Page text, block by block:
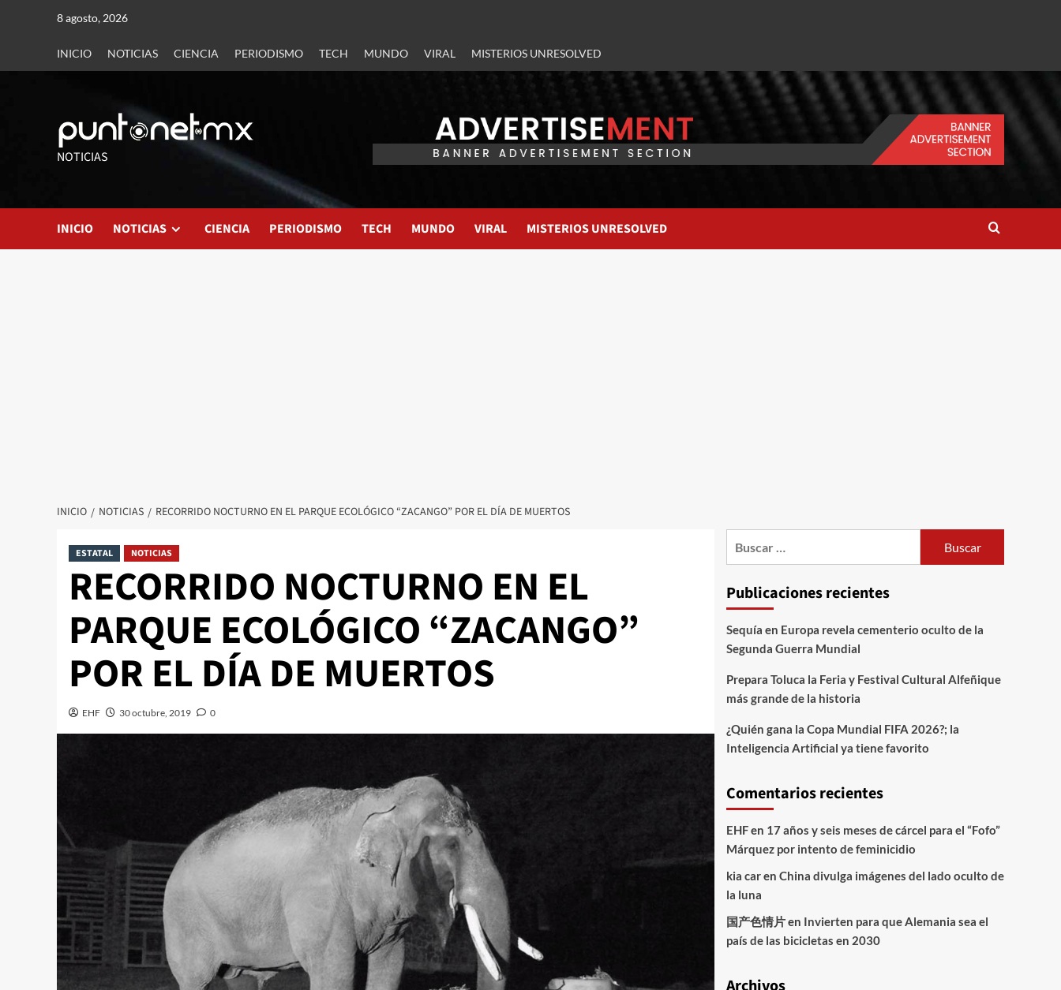
8 agosto, 2026
INICIO NOTICIAS CIENCIA PERIODISMO TECH MUNDO VIRAL MISTERIOS UNRESOLVED
NOTICIAS
INICIO NOTICIAS CIENCIA PERIODISMO TECH MUNDO VIRAL MISTERIOS UNRESOLVED
INICIO NOTICIAS RECORRIDO NOCTURNO EN EL PARQUE ECOLÓGICO “ZACANGO” POR EL DÍA DE MUERTOS
ESTATAL NOTICIAS
RECORRIDO NOCTURNO EN EL
PARQUE ECOLÓGICO “ZACANGO”
POR EL DÍA DE MUERTOS
EHF 30 octubre, 2019 0
Publicaciones recientes
Sequía en Europa revela cementerio oculto de la
Segunda Guerra Mundial
Prepara Toluca la Feria y Festival Cultural Alfeñique
más grande de la historia
¿Quién gana la Copa Mundial FIFA 2026?; la
Inteligencia Artificial ya tiene favorito
Comentarios recientes
EHFen 17 años y seis meses de cárcel para el “Fofo”
Márquez por intento de feminicidio
kia caren China divulga imágenes del lado oculto de
la luna
国产色情片en Invierten para que Alemania sea el
país de las bicicletas en 2030